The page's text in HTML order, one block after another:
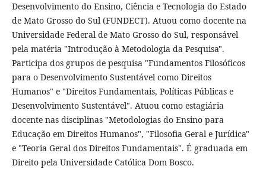
Desenvolvimento do Ensino, Ciência e Tecnologia do Estado
de Mato Grosso do Sul (FUNDECT). Atuou como docente na
Universidade Federal de Mato Grosso do Sul, responsável
pela matéria "Introdução à Metodologia da Pesquisa".
Participa dos grupos de pesquisa "Fundamentos Filosóficos
para o Desenvolvimento Sustentável como Direitos
Humanos" e "Direitos Fundamentais, Políticas Públicas e
Desenvolvimento Sustentável". Atuou como estagiária
docente nas disciplinas "Metodologias do Ensino para
Educação em Direitos Humanos", "Filosofia Geral e Jurídica"
e "Teoria Geral dos Direitos Fundamentais". É graduada em
Direito pela Universidade Católica Dom Bosco.